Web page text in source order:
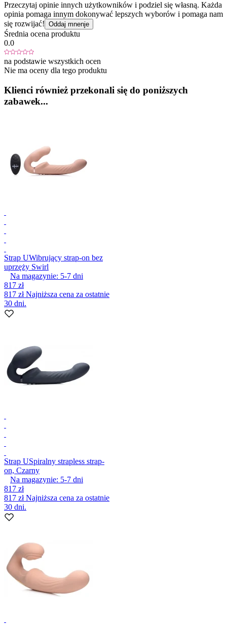
Przeczytaj opinie innych użytkowników i podziel się własną. Każda
opinia pomaga innym dokonywać lepszych wyborów i pomaga nam
się rozwijać! Oddaj mnenje
Średnia ocena produktu
0.0
na podstawie wszystkich ocen
Nie ma oceny dla tego produktu
Klienci również przekonali się do poniższych
zabawek...
Strap UWibrujący strap-on bez
uprzęży Swirl
Na magazynie: 5-7 dni
817 zł
817 złNajniższa cena za ostatnie
30 dni.
Strap USpiralny strapless strap-
on, Czarny
Na magazynie: 5-7 dni
817 zł
817 złNajniższa cena za ostatnie
30 dni.